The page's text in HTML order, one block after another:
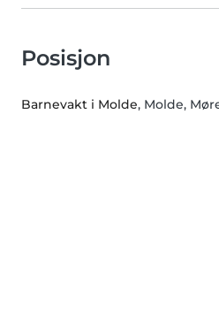
Posisjon
Barnevakt i Molde, Molde,